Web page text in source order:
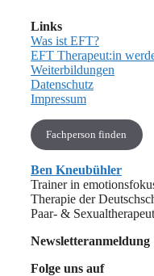
Links
Was ist EFT?
EFT Therapeut:in
Weiterbildungen
Datenschutz
Impressum
Fachperson finden
Ben Kneubühler
Trainer in
Therapie der
Paar- & Sexualtherapeut
Newsletteranmeldung
Folge uns auf